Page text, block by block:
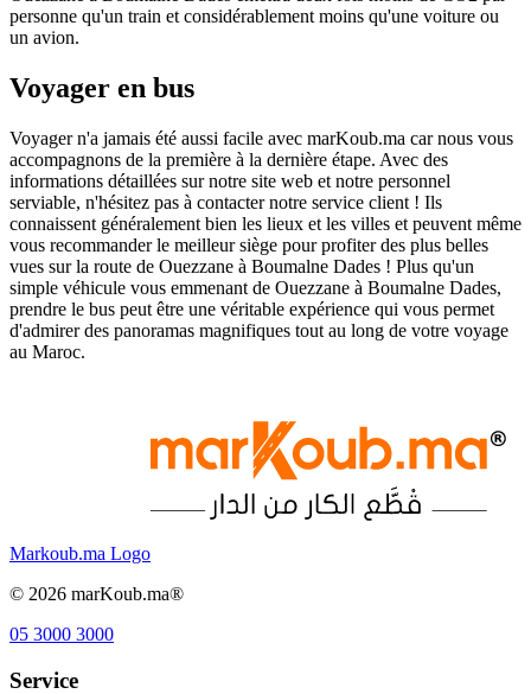
personne qu'un train et considérablement moins qu'une voiture ou
un avion.
Voyager en bus
Voyager n'a jamais été aussi facile avec marKoub.ma car nous vous
accompagnons de la première à la dernière étape. Avec des
informations détaillées sur notre site web et notre personnel
serviable, n'hésitez pas à contacter notre service client ! Ils
connaissent généralement bien les lieux et les villes et peuvent même
vous recommander le meilleur siège pour profiter des plus belles
vues sur la route de Ouezzane à Boumalne Dades ! Plus qu'un
simple véhicule vous emmenant de Ouezzane à Boumalne Dades,
prendre le bus peut être une véritable expérience qui vous permet
d'admirer des panoramas magnifiques tout au long de votre voyage
au Maroc.
Markoub.ma Logo
© 2026 marKoub.ma®
05 3000 3000
Service